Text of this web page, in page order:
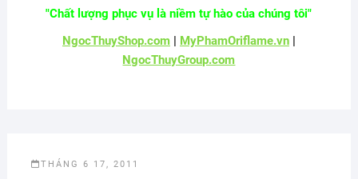
"Chất lượng phục vụ là niềm tự hào của chúng tôi"
NgocThuyShop.com| MyPhamOriflame.vn|
NgocThuyGroup.com
THÁNG 6 17, 2011